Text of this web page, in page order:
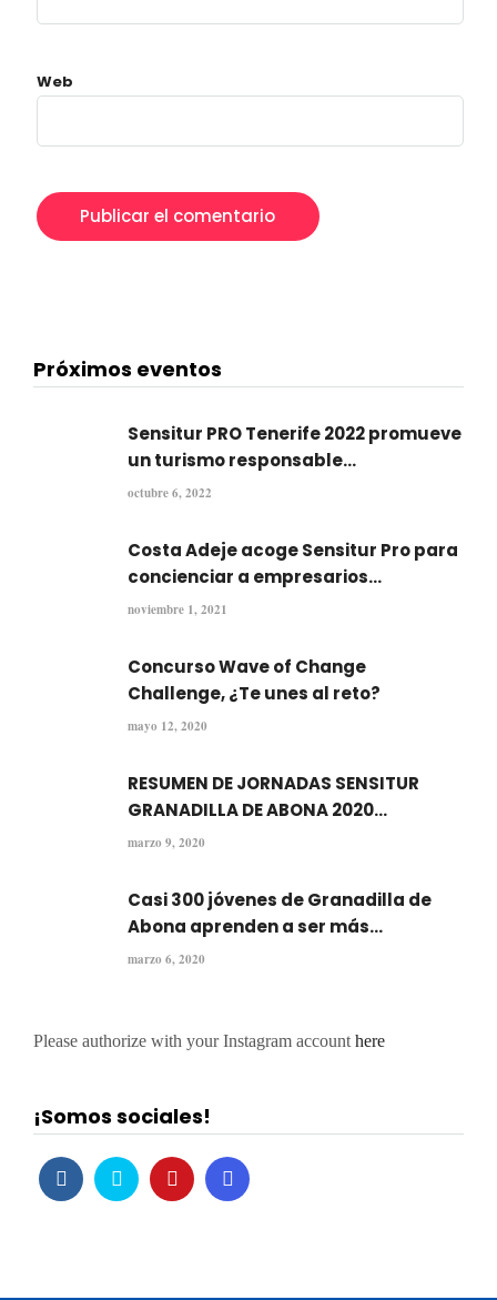
Web
Próximos eventos
Sensitur PRO Tenerife 2022 promueve
un turismo responsable...
octubre 6, 2022
Costa Adeje acoge Sensitur Pro para
concienciar a empresarios...
noviembre 1, 2021
Concurso Wave of Change
Challenge, ¿Te unes al reto?
mayo 12, 2020
RESUMEN DE JORNADAS SENSITUR
GRANADILLA DE ABONA 2020...
marzo 9, 2020
Casi 300 jóvenes de Granadilla de
Abona aprenden a ser más...
marzo 6, 2020
Please authorize with your Instagram account here
¡Somos sociales!